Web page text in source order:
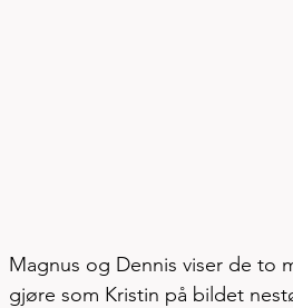
Magnus og Dennis viser de
gjøre som Kristin på bildet